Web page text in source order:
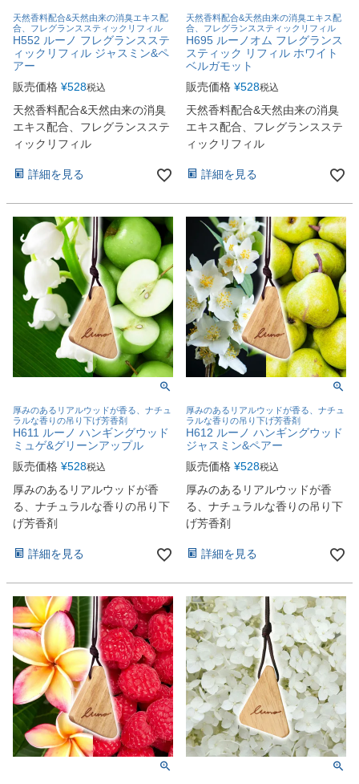
天然香料配合&天然由来の消臭エキス配
合、フレグランススティックリフィル
H552 ルーノ フレグランスステ
ィックリフィル ジャスミン&ペ
アー
販売価格 ¥528税込
天然香料配合&天然由来の消臭
エキス配合、フレグランスステ
ィックリフィル
詳細を見る
天然香料配合&天然由来の消臭エキス配
合、フレグランススティックリフィル
H695 ルーノオム フレグランス
スティック リフィル ホワイト
ベルガモット
販売価格 ¥528税込
天然香料配合&天然由来の消臭
エキス配合、フレグランスステ
ィックリフィル
詳細を見る
厚みのあるリアルウッドが香る、ナチュ
ラルな香りの吊り下げ芳香剤
H611 ルーノ ハンギングウッド
ミュゲ&グリーンアップル
販売価格 ¥528税込
厚みのあるリアルウッドが香
る、ナチュラルな香りの吊り下
げ芳香剤
詳細を見る
厚みのあるリアルウッドが香る、ナチュ
ラルな香りの吊り下げ芳香剤
H612 ルーノ ハンギングウッド
ジャスミン&ペアー
販売価格 ¥528税込
厚みのあるリアルウッドが香
る、ナチュラルな香りの吊り下
げ芳香剤
詳細を見る